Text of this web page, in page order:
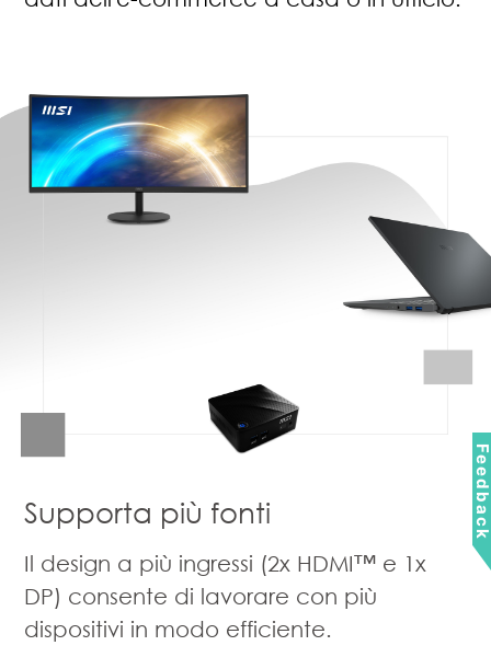
Supporta più fonti
Il design a più ingressi (2x HDMI™ e 1x
DP) consente di lavorare con più
dispositivi in modo efficiente.